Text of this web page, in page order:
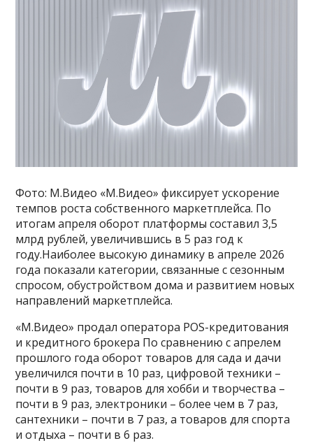
Фото: М.Видео «М.Видео» фиксирует ускорение
темпов роста собственного маркетплейса. По
итогам апреля оборот платформы составил 3,5
млрд рублей, увеличившись в 5 раз год к
году.Наиболее высокую динамику в апреле 2026
года показали категории, связанные с сезонным
спросом, обустройством дома и развитием новых
направлений маркетплейса.
«М.Видео» продал оператора POS-кредитования
и кредитного брокера По сравнению с апрелем
прошлого года оборот товаров для сада и дачи
увеличился почти в 10 раз, цифровой техники –
почти в 9 раз, товаров для хобби и творчества –
почти в 9 раз, электроники – более чем в 7 раз,
сантехники – почти в 7 раз, а товаров для спорта
и отдыха – почти в 6 раз.